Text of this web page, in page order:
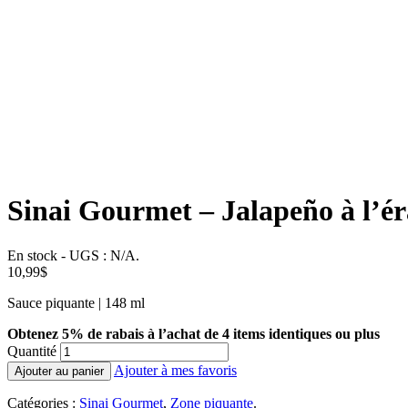
Sinai Gourmet – Jalapeño à
En stock - UGS : N/A.
10,99$
Sauce piquante | 148 ml
Obtenez 5% de rabais à l’achat de 4 items identiques ou plus
Quantité
Ajouter au panier Ajouter à mes favoris
Catégories : Sinai Gourmet, Zone piquante.